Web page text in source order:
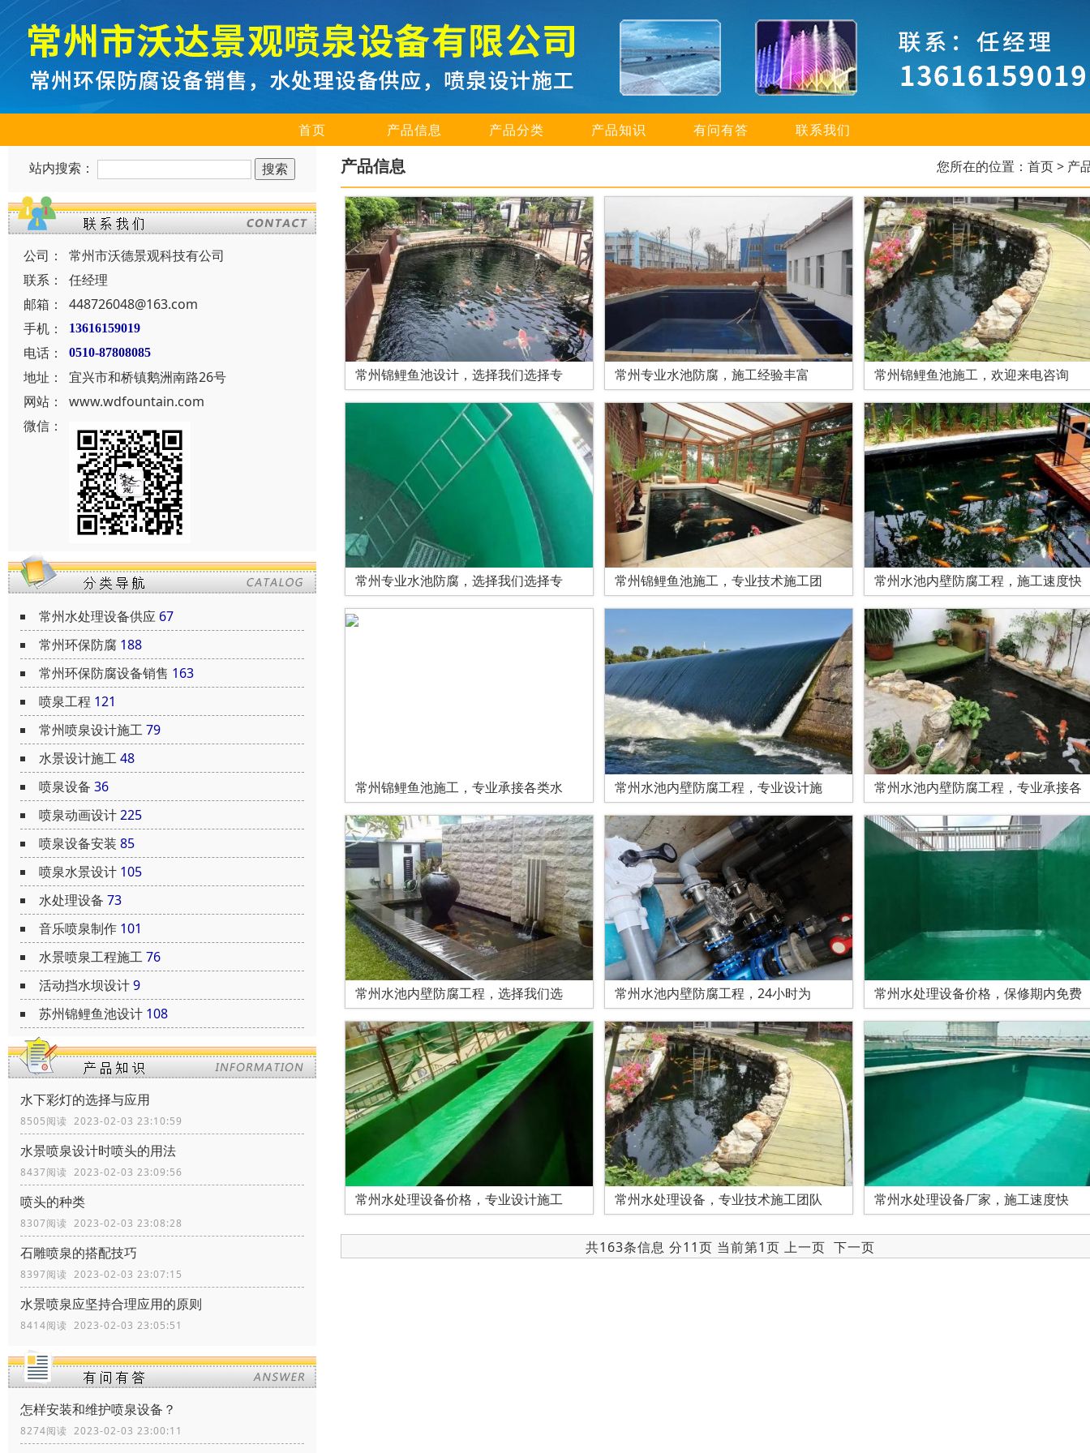
首页 产品信息 产品分类 产品知识 有问有答 联系我们
站内搜索：
公司：
常州市沃德景观科技有公司
联系：
任经理
邮箱：
448726048@163.com
手机：
13616159019
电话： 0510-87808085
地址：
宜兴市和桥镇鹅洲南路26号
网站：
www.wdfountain.com
微信：
常州水处理设备供应 67
常州环保防腐 188
常州环保防腐设备销售 163
喷泉工程 121
常州喷泉设计施工79
水景设计施工48
喷泉设备 36
喷泉动画设计225
喷泉设备安装 85
喷泉水景设计 105
水处理设备 73
音乐喷泉制作 101
水景喷泉工程施工76
活动挡水坝设计9
苏州锦鲤鱼池设计 108
水下彩灯的选择与应用
8505阅读 2023-02-03 23:10:59
水景喷泉设计时喷头的用法
8437阅读 2023-02-03 23:09:56
喷头的种类
8307阅读 2023-02-03 23:08:28
石雕喷泉的搭配技巧
8397阅读 2023-02-03 23:07:15
水景喷泉应坚持合理应用的原则
8414阅读 2023-02-03 23:05:51
怎样安装和维护喷泉设备？
8274阅读 2023-02-03 23:00:11
产品信息 您所在的位置： 首页> 产
常州锦鲤鱼池设计，选择我们选择专 常州专业水池防腐，施工经验丰富 常州锦鲤鱼池施工，欢迎来电咨询
常州专业水池防腐，选择我们选择专 常州锦鲤鱼池施工，专业技术施工团 常州水池内壁防腐工程，施工速度快
常州锦鲤鱼池施工，专业承接各类水 常州水池内壁防腐工程，专业设计施 常州水池内壁防腐工程，专业承接各
常州水池内壁防腐工程，选择我们选 常州水池内壁防腐工程，24小时为 常州水处理设备价格，保修期内免费
常州水处理设备价格，专业设计施工 常州水处理设备，专业技术施工团队 常州水处理设备厂家，施工速度快
共163条信息 分11页 当前第1页 上一页 下一页